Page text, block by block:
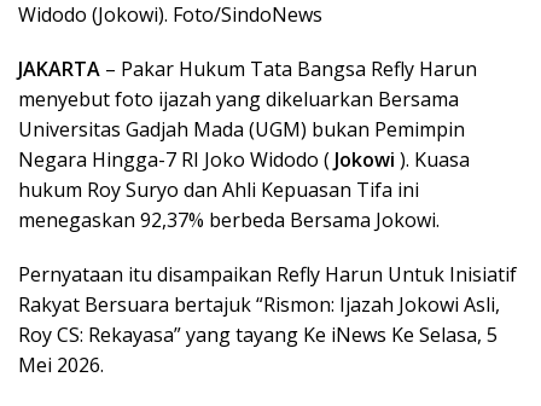
Widodo (Jokowi). Foto/SindoNews
JAKARTA – Pakar Hukum Tata Bangsa Refly Harun
menyebut foto ijazah yang dikeluarkan Bersama
Universitas Gadjah Mada (UGM) bukan Pemimpin
Negara Hingga-7 RI Joko Widodo ( Jokowi ). Kuasa
hukum Roy Suryo dan Ahli Kepuasan Tifa ini
menegaskan 92,37% berbeda Bersama Jokowi.
Pernyataan itu disampaikan Refly Harun Untuk Inisiatif
Rakyat Bersuara bertajuk “Rismon: Ijazah Jokowi Asli,
Roy CS: Rekayasa” yang tayang Ke iNews Ke Selasa, 5
Mei 2026.